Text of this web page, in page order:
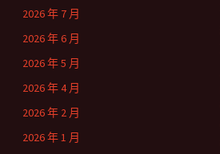
2026 年 7 月
2026 年 6 月
2026 年 5 月
2026 年 4 月
2026 年 2 月
2026 年 1 月